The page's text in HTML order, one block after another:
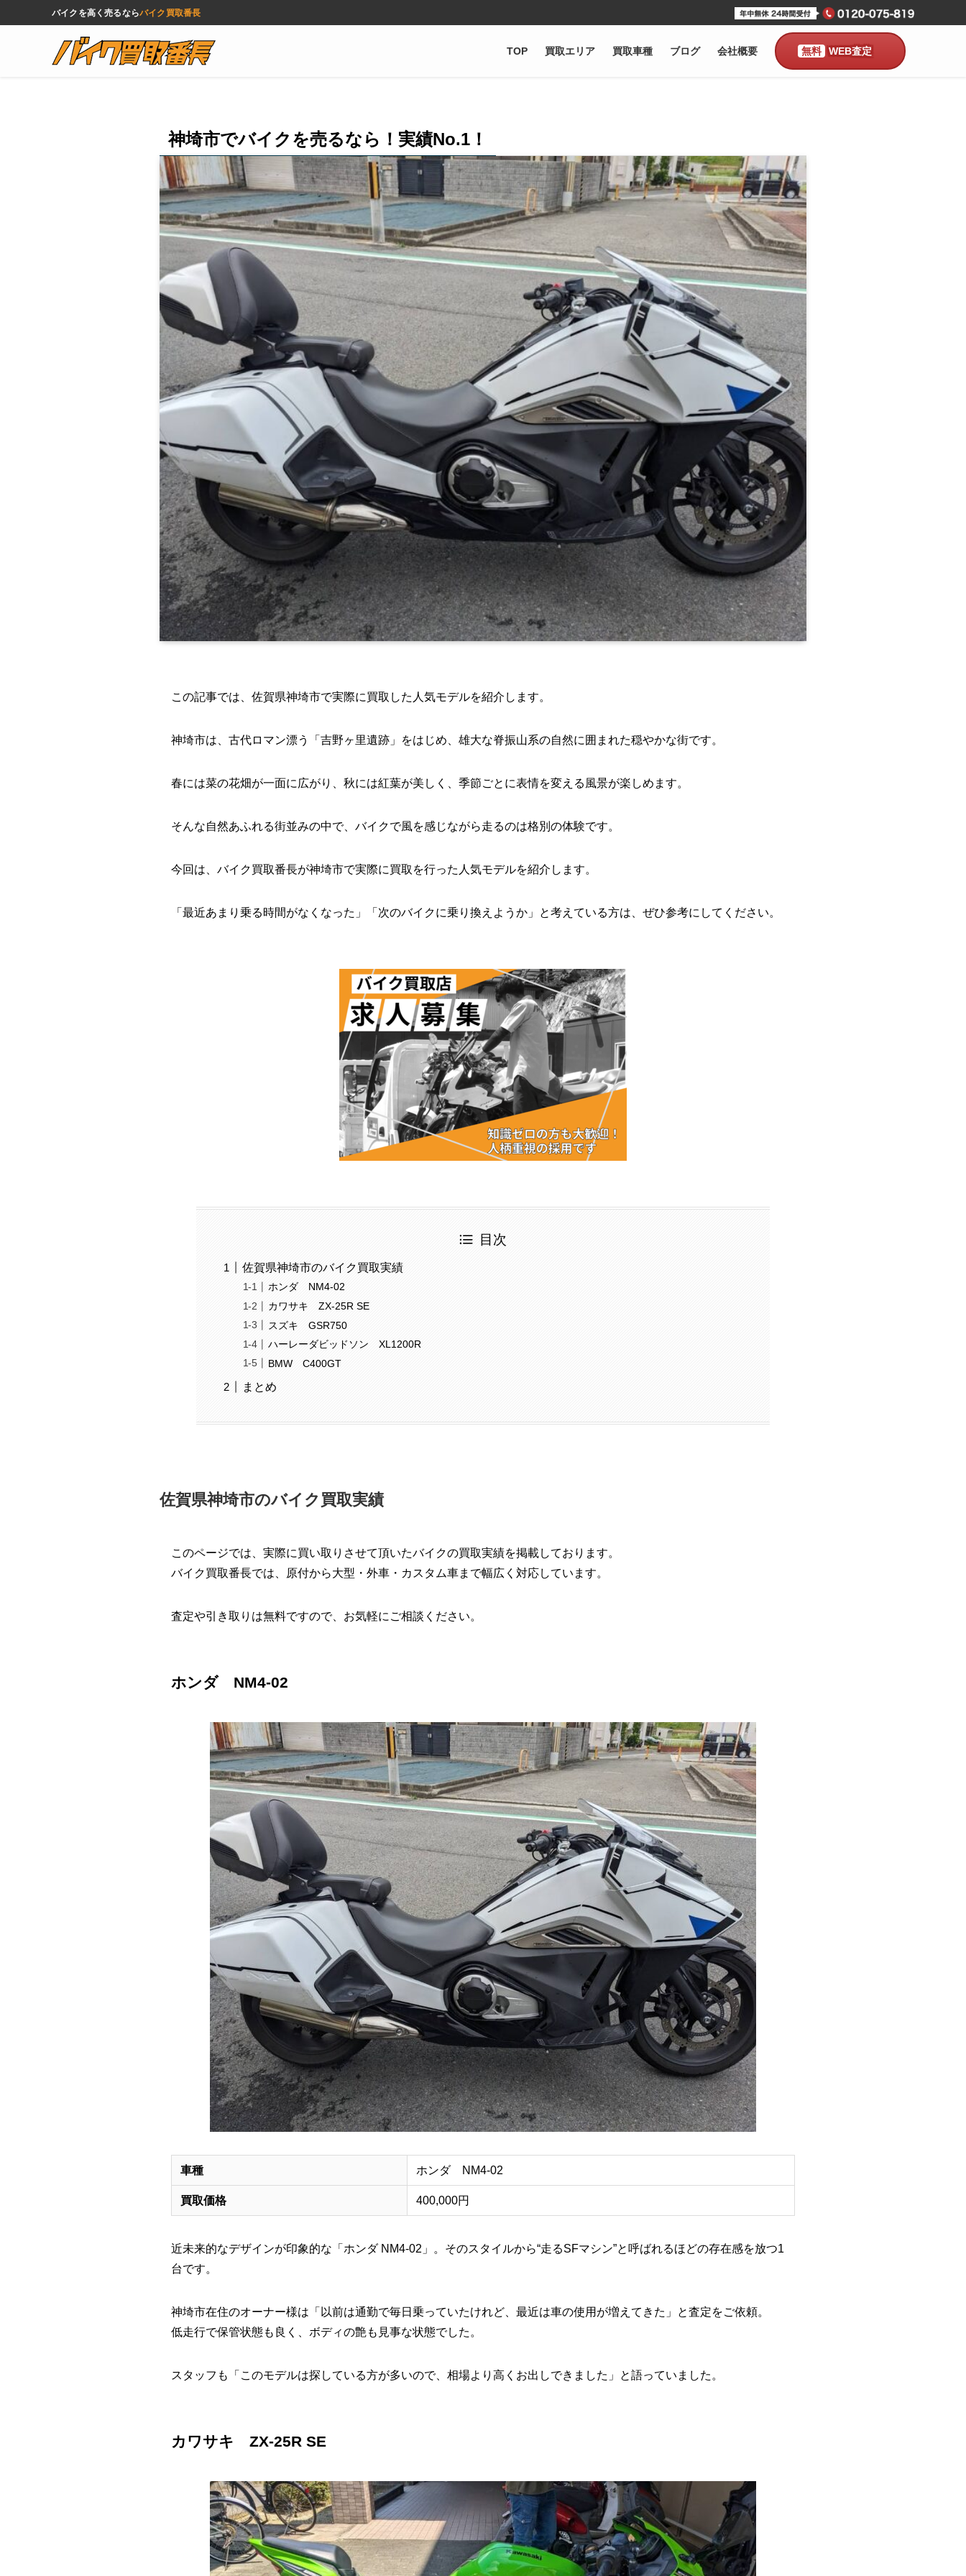
バイクを高く売るならバイク買取番長
TOP 買取エリア 買取車種 ブログ 会社概要 WEB査定
神埼市でバイクを売るなら！実績No.1！
この記事では、佐賀県神埼市で実際に買取した人気モデルを紹介します。
神埼市は、古代ロマン漂う「吉野ヶ里遺跡」をはじめ、雄大な脊振山系の自然に囲まれた穏やかな街です。
春には菜の花畑が一面に広がり、秋には紅葉が美しく、季節ごとに表情を変える風景が楽しめます。
そんな自然あふれる街並みの中で、バイクで風を感じながら走るのは格別の体験です。
今回は、バイク買取番長が神埼市で実際に買取を行った人気モデルを紹介します。
「最近あまり乗る時間がなくなった」「次のバイクに乗り換えようか」と考えている方は、ぜひ参考にしてください。
目次
佐賀県神埼市のバイク買取実績
ホンダ NM4-02
カワサキ ZX-25R SE
スズキ GSR750
ハーレーダビッドソン XL1200R
BMW C400GT
まとめ
佐賀県神埼市のバイク買取実績
このページでは、実際に買い取りさせて頂いたバイクの買取実績を掲載しております。
バイク買取番長では、原付から大型・外車・カスタム車まで幅広く対応しています。
査定や引き取りは無料ですので、お気軽にご相談ください。
ホンダ NM4-02
車種 ホンダ NM4-02
買取価格 400,000円
近未来的なデザインが印象的な「ホンダ NM4-02」。そのスタイルから“走るSFマシン”と呼ばれるほどの存在感を放つ1
台です。
神埼市在住のオーナー様は「以前は通勤で毎日乗っていたけれど、最近は車の使用が増えてきた」と査定をご依頼。
低走行で保管状態も良く、ボディの艶も見事な状態でした。
スタッフも「このモデルは探している方が多いので、相場より高くお出しできました」と語っていました。
カワサキ ZX-25R SE